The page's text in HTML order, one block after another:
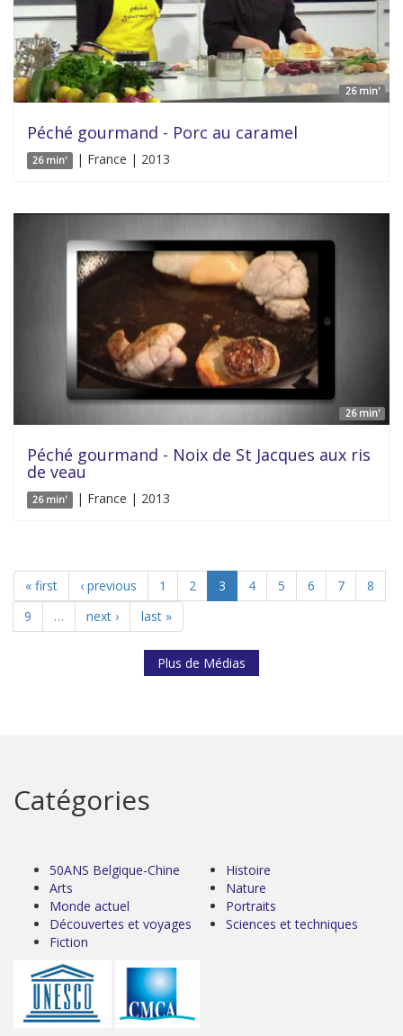
26 min'
Péché gourmand - Porc au caramel
26 min' | France | 2013
26 min'
Péché gourmand - Noix de St Jacques aux ris
de veau
26 min' | France | 2013
« first ‹ previous 1 2 3 4 5 6 7
8
9
… next › last »
Plus de Médias
Catégories
50ANS Belgique-Chine
Arts
Monde actuel
Découvertes et voyages
Fiction
Histoire
Nature
Portraits
Sciences et techniques